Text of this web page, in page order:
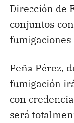
Dirección de
conjuntos
fumigaciones
Peña Pérez,
fumigación
con
será